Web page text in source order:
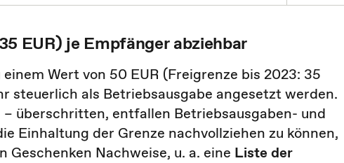
EUR) je Empfänger abziehbar
Wert von 50 EUR (Freigrenze bis 2023: 35
steuerlich als Betriebsausgabe angesetzt werden.
überschritten, entfallen Betriebsausgaben- und
Einhaltung der Grenze nachvollziehen zu können,
Nachweise, u. a. eine Liste der